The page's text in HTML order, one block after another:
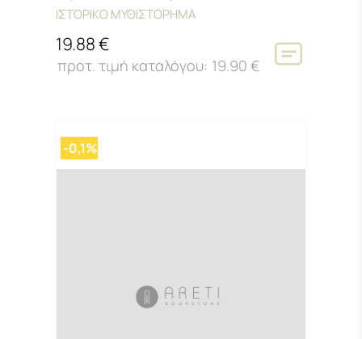
ΙΣΤΟΡΙΚΟ ΜΥΘΙΣΤΟΡΗΜΑ
19.88 €
19.90 €
-0,1%